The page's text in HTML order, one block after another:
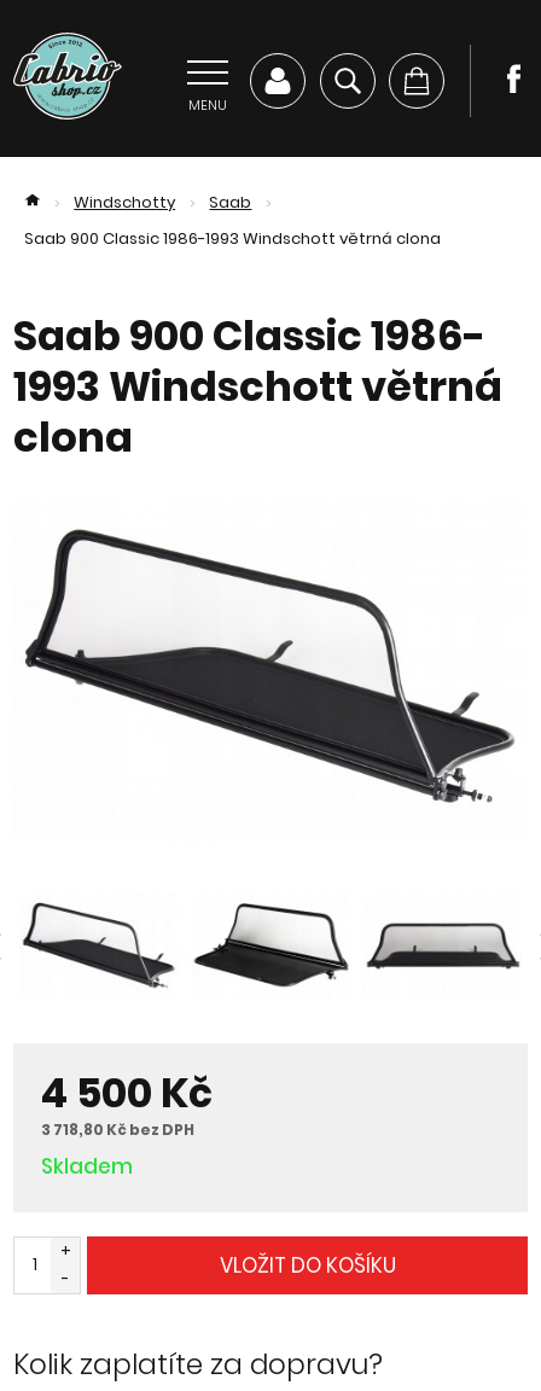
MENU
> Windschotty > Saab >
Saab 900 Classic 1986-1993 Windschott větrná clona
Saab 900 Classic 1986-
1993 Windschott větrná
clona
4 500 Kč
3 718,80 Kč bez DPH
Skladem
+
-
VLOŽIT DO KOŠÍKU
Kolik zaplatíte za dopravu?